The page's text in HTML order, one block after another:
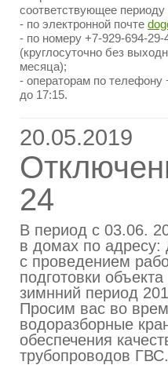
соответствующее периоду
- по электронной почте
- по номеру +7-929-694-
(круглосуточно без
месяца);
- операторам по телефону
до 17:15.
20.05.2019
24
В период с 03.06.
в домах по адресу:
с проведением
подготовки
зимнний период
Просим вас во
водоразборные
обеспечения
трубопроводов ГВС.